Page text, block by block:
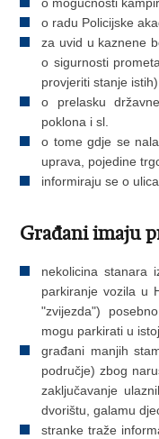
o radu Policijske
za uvid u kaznene
o sigurnosti
provjeriti stanje istih)
o prelasku
poklona i sl.
o tome gdje se
uprava, pojedine
informiraju se o
Građani imaju
nekolicina stanara
parkiranje vozila u
"zvijezda")
mogu parkirati u istoj
građani manjih
područje) zbog
zaključavanje
dvorištu, galamu
stranke traže